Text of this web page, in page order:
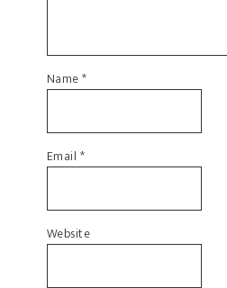
Name*
Email *
Website